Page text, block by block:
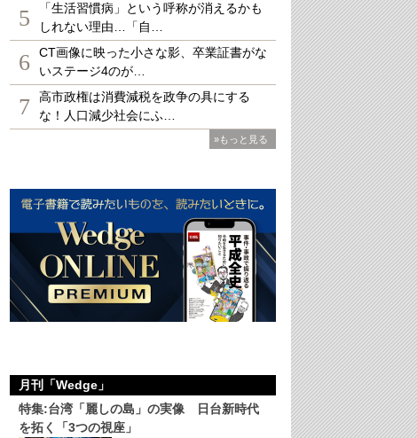
5
「生活習慣病」という呼称が消えるかも
しれない理由…「自…
6
CT画像に映った小さな影、卒業証書がな
いステージ4のが…
7
高市政権は消費減税を政争の具にする
な！人口減少社会にふ…
»もっと見る
月刊「Wedge」
特集:台湾「麗しの島」の実像 日台新時代
を拓く「3つの視座」